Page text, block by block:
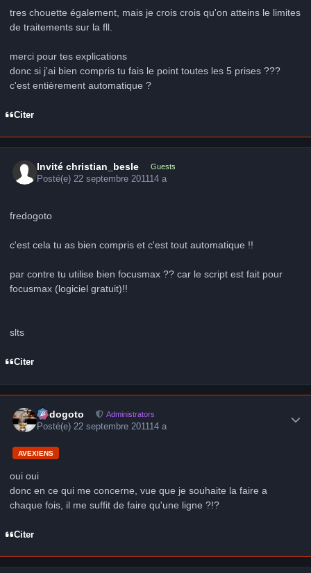
tres chouette également, mais je crois crois qu'on atteins le limites
de traitements sur la fll.
merci pour tes explications
donc si j'ai bien compris tu fais le point toutes les 5 prises ???
c'est entièrement automatique ?
Citer
Invité christian_besle Guests
Posté(e)22 septembre 201114 a
fredogoto
c'est cela tu as bien compris et c'est tout automatique !!
par contre tu utilise bien focusmax ?? car le script est fait pour
focusmax (logiciel gratuit)!!
slts
Citer
frédogoto Administrators
Posté(e)22 septembre 201114 a
AVEXIENS
oui oui
donc en ce qui me concerne, vue que je souhaite la faire a
chaque fois, il me suffit de faire qu'une ligne ?!?
Citer